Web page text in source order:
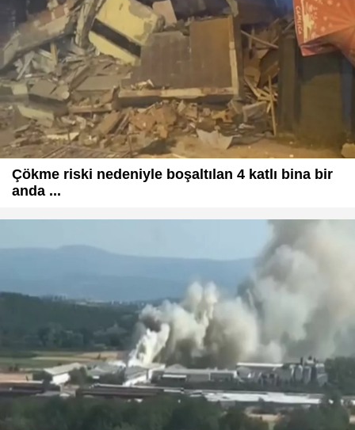
Çökme riski nedeniyle boşaltılan 4 katlı bina bir
anda ...